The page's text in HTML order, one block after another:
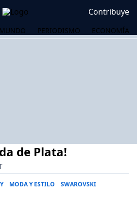
Contribuye
MUNDO PERIODISMO ECONOMÍA
de Plata!
MODA Y ESTILO SWAROVSKI